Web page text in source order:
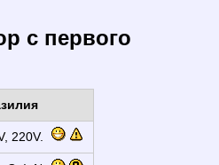
с первого
220V.